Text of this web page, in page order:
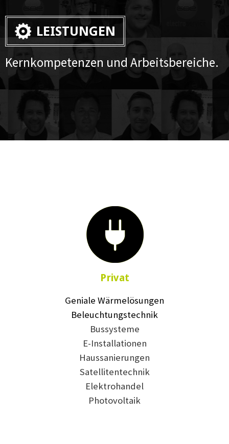
LEISTUNGEN
Kernkompetenzen und Arbeitsbereiche.
Privat
Geniale Wärmelösungen
Beleuchtungstechnik
Bussysteme
E-Installationen
Haussanierungen
Satellitentechnik
Elektrohandel
Photovoltaik